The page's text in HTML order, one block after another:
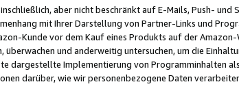
aber nicht beschränkt auf E-Mails, Push- und
mit Ihrer Darstellung von Partner-Links und
Kunde vor dem Kauf eines Produkts auf der
und anderweitig untersuchen, um die
dargestellte Implementierung von Programminhalten
darüber, wie wir personenbezogene Daten